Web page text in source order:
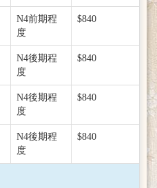
N4前期程
度
$840
N4後期程
度
$840
N4後期程
度
$840
N4後期程
度
$840